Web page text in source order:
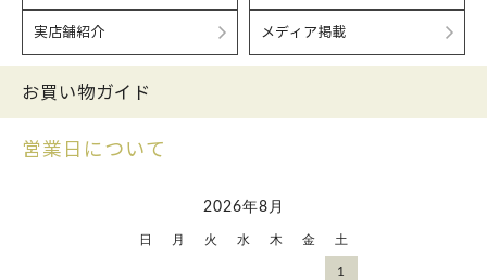
実店舗紹介 メディア掲載
お買い物ガイド
営業日について
2026年8月
日 月 火 水 木 金 土
1